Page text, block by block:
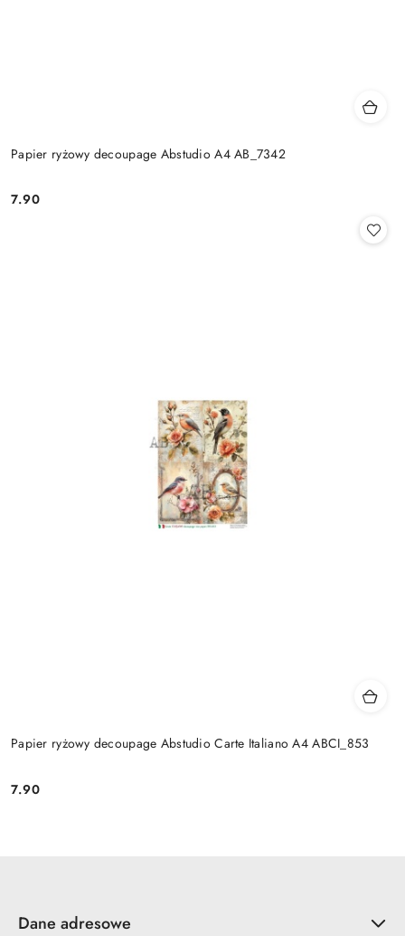
Papier ryżowy decoupage Abstudio A4 AB_7342
Cena:
7.90
Papier ryżowy decoupage Abstudio Carte Italiano A4 ABCI_853
Cena:
7.90
Dane adresowe